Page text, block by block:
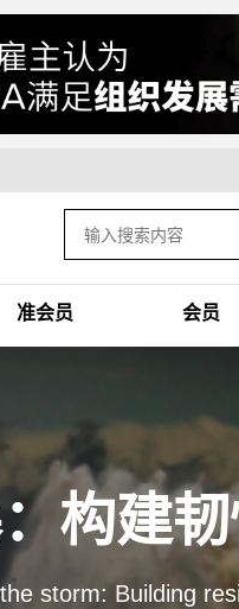
准会员 会员
构建
storm: Building